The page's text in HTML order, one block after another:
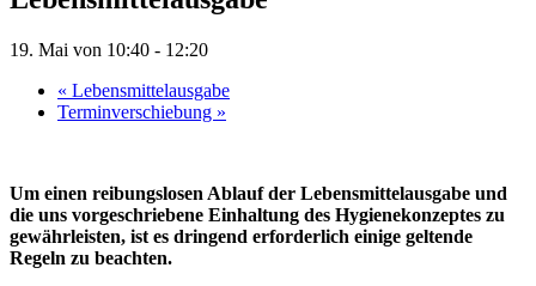
19. Mai von 10:40 - 12:20
« Lebensmittelausgabe
Terminverschiebung »
Um einen reibungslosen Ablauf der Lebensmittelausgabe und
die uns vorgeschriebene Einhaltung des Hygienekonzeptes zu
gewährleisten, ist es dringend erforderlich einige geltende
Regeln zu beachten.